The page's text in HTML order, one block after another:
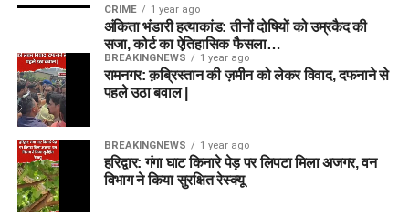
CRIME 1 year ago
अंकिता भंडारी हत्याकांड: तीनों दोषियों को उम्रकैद की
सजा, कोर्ट का ऐतिहासिक फैसला…
BREAKINGNEWS 1 year ago
रामनगर: क़ब्रिस्तान की ज़मीन को लेकर विवाद, दफनाने से
पहले उठा बवाल |
BREAKINGNEWS 1 year ago
हरिद्वार: गंगा घाट किनारे पेड़ पर लिपटा मिला अजगर, वन
विभाग ने किया सुरक्षित रेस्क्यू